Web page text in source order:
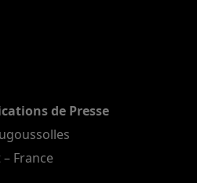
de Presse
France